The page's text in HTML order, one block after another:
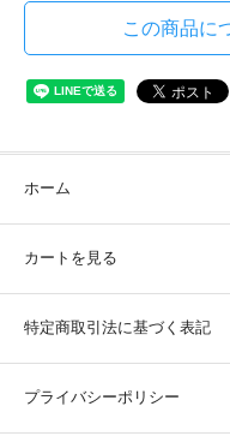
この商品に
ホーム
カートを見る
特定商取引法に基づく表記
プライバシーポリシー